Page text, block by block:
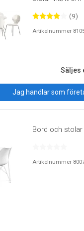
(9)
Artikelnummer
Säljes
Jag handlar som
Bord och stolar
Artikelnummer